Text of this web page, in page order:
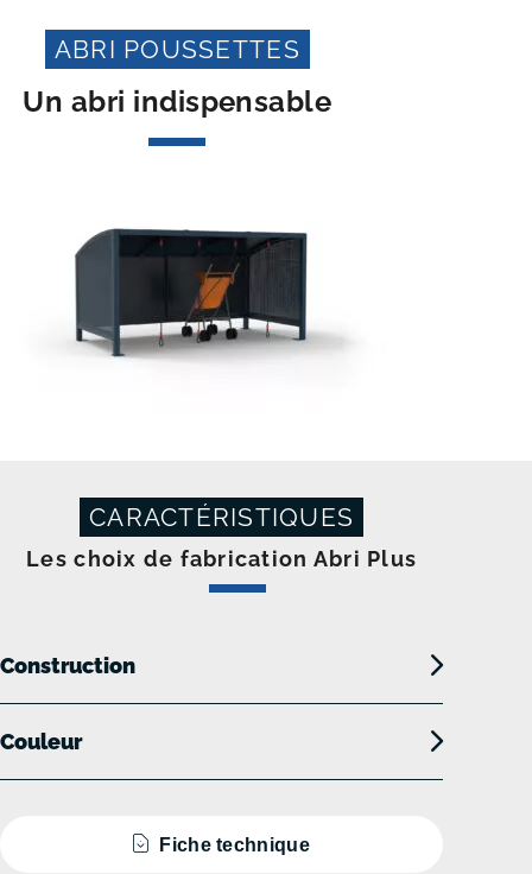
ABRI POUSSETTES
Un abri indispensable
CARACTÉRISTIQUES
Les choix de fabrication Abri Plus
Construction
Couleur
Fiche technique